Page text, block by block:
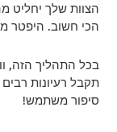
הצוות שלך יחליט
הכי חשוב. היפטר
בכל התהליך הזה,
תקבל רעיונות
סיפור משתמש!